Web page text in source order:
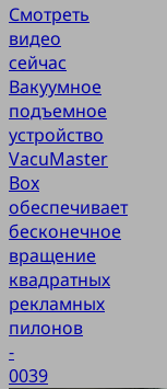
Смотреть
видео
сейчас
Вакуумное
подъемное
устройство
VacuMaster
Box
обеспечивает
бесконечное
вращение
квадратных
рекламных
пилонов
-
0039